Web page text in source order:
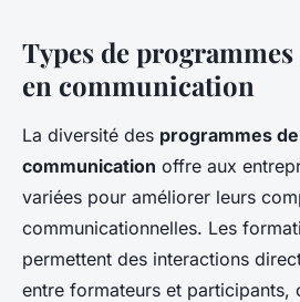
Types de
en communication
La diversité des programmes
communication offre aux
variées pour améliorer leurs
communicationnelles. Les
permettent des interactions
entre formateurs et participants,